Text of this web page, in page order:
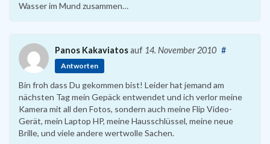
Wasser im Mund zusammen…
Panos Kakaviatosauf 14. November 2010 #
Antworten
Bin froh dass Du gekommen bist! Leider hat jemand am
nächsten Tag mein Gepäck entwendet und ich verlor meine
Kamera mit all den Fotos, sondern auch meine Flip Video-
Gerät, mein Laptop HP, meine Hausschlüssel, meine neue
Brille, und viele andere wertwolle Sachen.